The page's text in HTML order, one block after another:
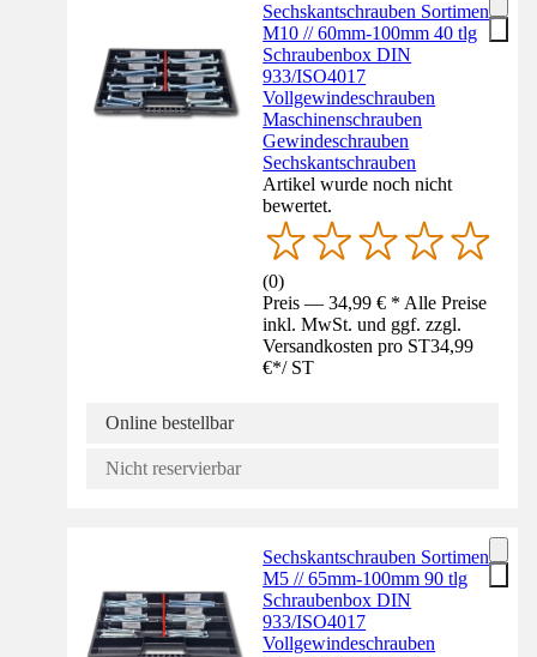
Sechskantschrauben Sortiment
M10 // 60mm-100mm 40 tlg
Schraubenbox DIN
933/ISO4017
Vollgewindeschrauben
Maschinenschrauben
Gewindeschrauben
Sechskantschrauben
Artikel wurde noch nicht
bewertet.
(0)
Preis — 34,99 € * Alle Preise
inkl. MwSt. und ggf. zzgl.
Versandkosten pro ST34,99
€*/ ST
Online bestellbar
Nicht reservierbar
Sechskantschrauben Sortiment
M5 // 65mm-100mm 90 tlg
Schraubenbox DIN
933/ISO4017
Vollgewindeschrauben